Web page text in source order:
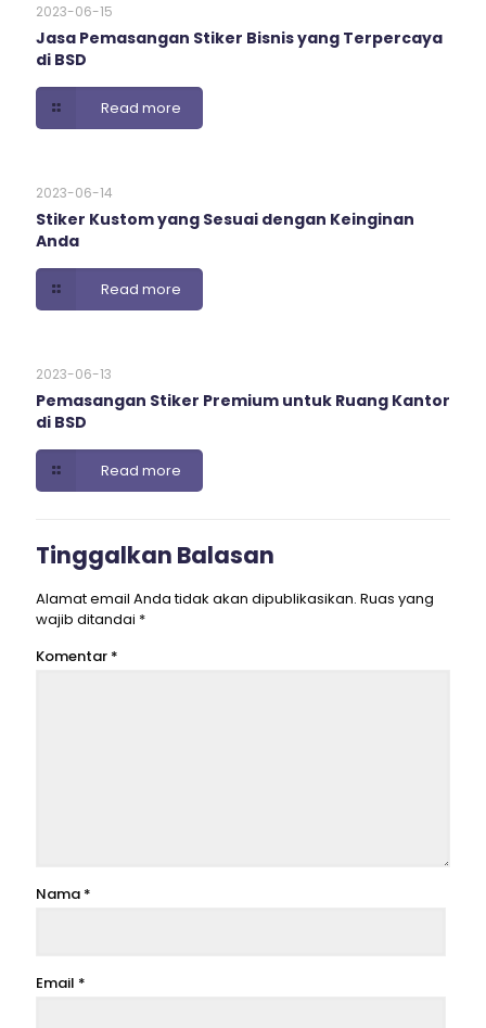
2023-06-15
Jasa Pemasangan Stiker Bisnis yang Terpercaya
di BSD
Read more
2023-06-14
Stiker Kustom yang Sesuai dengan Keinginan
Anda
Read more
2023-06-13
Pemasangan Stiker Premium untuk Ruang Kantor
di BSD
Read more
Tinggalkan Balasan
Alamat email Anda tidak akan dipublikasikan. Ruas yang
wajib ditandai *
Komentar *
Nama *
Email *